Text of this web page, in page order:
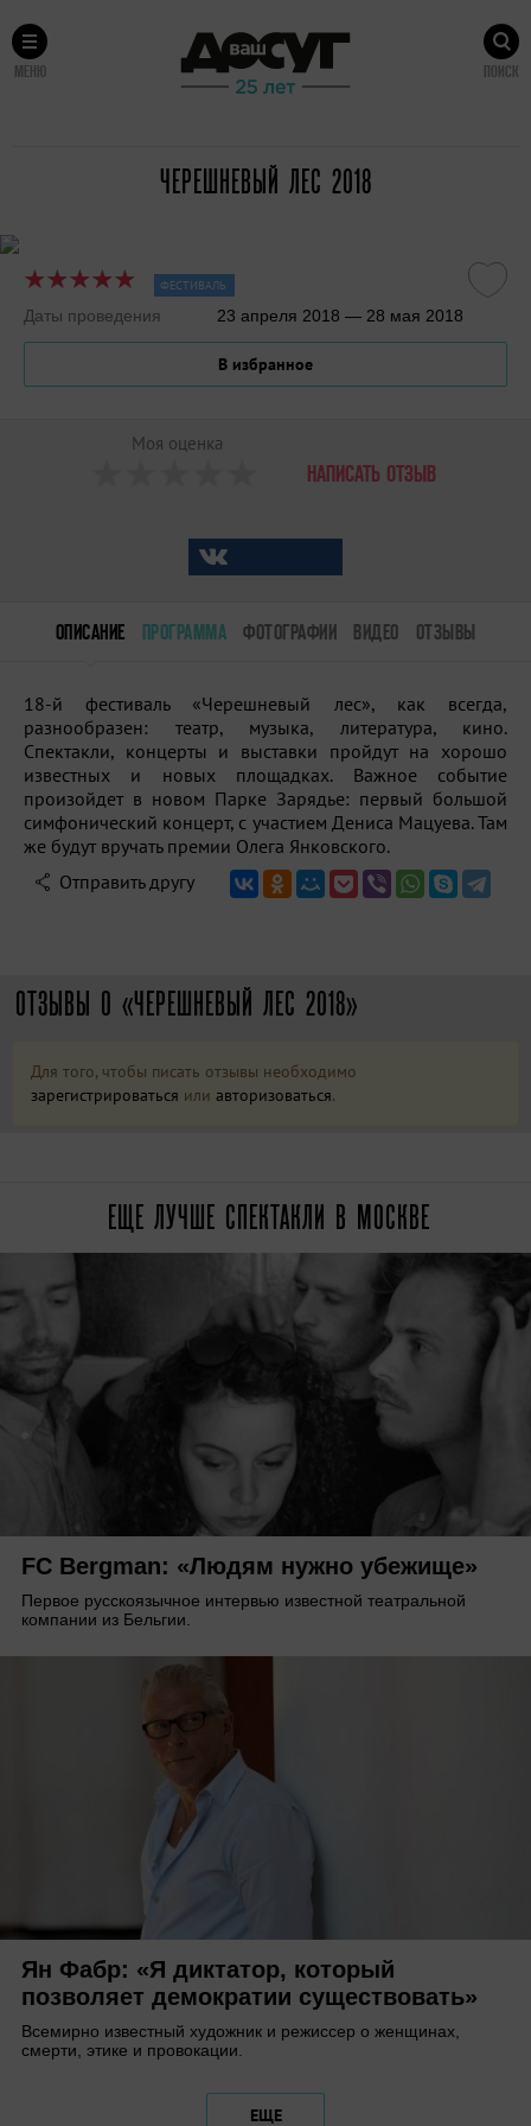
МЕНЮ ПОИСК
ЧЕРЕШНЕВЫЙ ЛЕС 2018
ФЕСТИВАЛЬ
Даты проведения 23 апреля 2018 — 28 мая 2018
В избранное
Моя оценка
НАПИСАТЬ ОТЗЫВ
ОПИСАНИЕ ПРОГРАММА ФОТОГРАФИИ ВИДЕО ОТЗЫВЫ
18-й фестиваль «Черешневый лес», как всегда,
разнообразен: театр, музыка, литература, кино.
Спектакли, концерты и выставки пройдут на хорошо
известных и новых площадках. Важное событие
произойдет в новом Парке Зарядье: первый большой
симфонический концерт, с участием Дениса Мацуева. Там
же будут вручать премии Олега Янковского.
Отправить другу
ОТЗЫВЫ О «ЧЕРЕШНЕВЫЙ ЛЕС 2018»
Для того, чтобы писать отзывы необходимо
зарегистрироваться или авторизоваться.
ЕЩЕ ЛУЧШЕ СПЕКТАКЛИ В МОСКВЕ
FC Bergman: «Людям нужно убежище»
Первое русскоязычное интервью известной театральной
компании из Бельгии.
Ян Фабр: «Я диктатор, который
позволяет демократии существовать»
Всемирно известный художник и режиссер о женщинах,
смерти, этике и провокации.
ЕЩЕ